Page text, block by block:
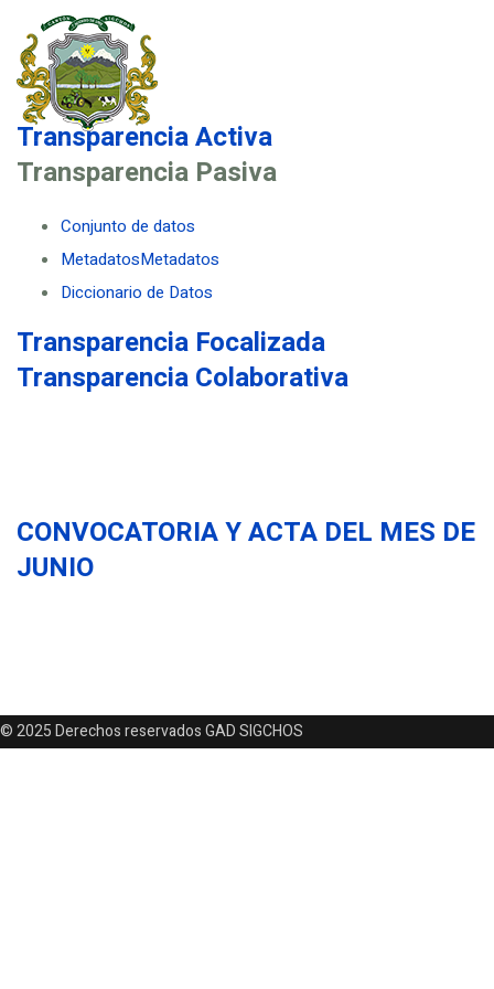
Transparencia Activa
Transparencia Pasiva
Conjunto de datos
MetadatosMetadatos
Diccionario de Datos
Transparencia Focalizada
Transparencia Colaborativa
CONVOCATORIA Y ACTA DEL MES DE
JUNIO
© 2025 Derechos reservados GAD SIGCHOS